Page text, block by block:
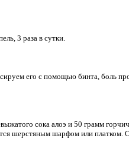
3 раза в сутки.
его с помощью бинта, боль
сока алоэ и 50 грамм
шерстяным шарфом или платком.